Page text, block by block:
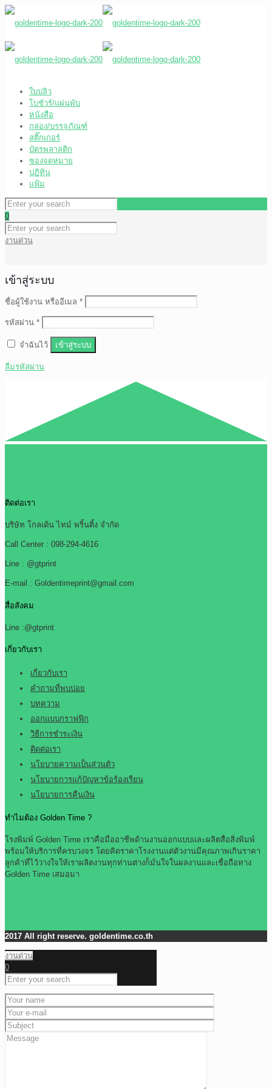
ใบปลิว
โบชัวร์/แผ่นพับ
หนังสือ
กล่อง/บรรจุภัณฑ์
สติ๊กเกอร์
บัตรพลาสติก
ซองจดหมาย
ปฏิทิน
แฟ้ม
0
งานด่วน
เข้าสู่ระบบ
ชื่อผู้ใช้งาน หรืออีเมล *
รหัสผ่าน *
จำฉันไว้ เข้าสู่ระบบ
ลืมรหัสผ่าน
ติดต่อเรา
บริษัท โกลเด้น ไทม์ พริ้นติ้ง จำกัด
Call Center : 098-294-4616
Line : @gtprint
E-mail : Goldentimeprint@gmail.com
สื่อสังคม
Line :@gtprint
เกี่ยวกับเรา
เกี่ยวกับเรา
คำถามที่พบบ่อย
บทความ
ออกแบบกราฟฟิก
วิธีการชำระเงิน
ติดต่อเรา
นโยบายความเป็นส่วนตัว
นโยบายการแก้ปัญหาข้อร้องเรียน
นโยบายการคืนเงิน
ทำไมต้อง Golden Time ?
โรงพิมพ์ Golden Time เราคือมืออาชีพด้านงานออกแบบและผลิตสื่อสิ่งพิมพ์
พร้อมให้บริการที่ครบวงจร โดยคิดราคาโรงงานแต่ตัวงานมีคุณภาพเกินราคา
ลูกค้าที่ไว้วางใจให้เราผลิตงานทุกท่านต่างก็มั่นใจในผลงานและเชื่อถือทาง
Golden Time เสมอมา
2017 All right reserve. goldentime.co.th
งานด่วน
0